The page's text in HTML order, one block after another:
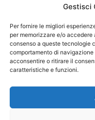
Gestisci
Per fornire le migliori
per memorizzare e/o
consenso a queste tecnologie
comportamento di
acconsentire o ritirare il
caratteristiche e funzioni.
Via Ottaviano 24 - 00192 Roma
06 575 8821
Policy
Cookie Policy